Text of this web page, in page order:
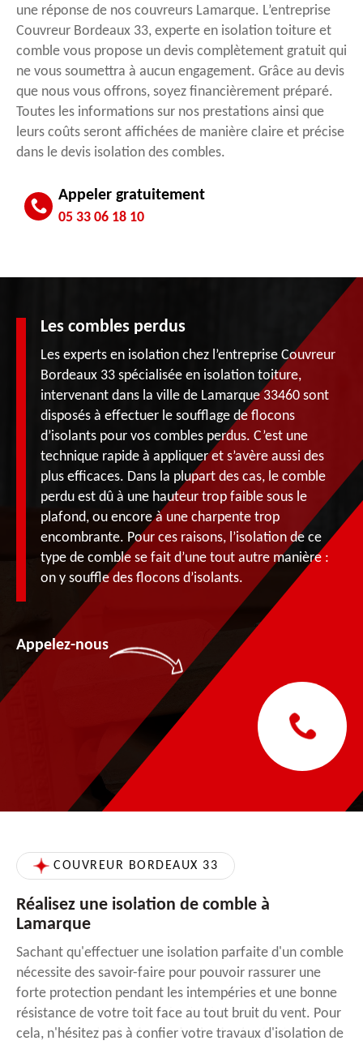
une réponse de nos couvreurs Lamarque. L’entreprise
Couvreur Bordeaux 33, experte en isolation toiture et
comble vous propose un devis complètement gratuit qui
ne vous soumettra à aucun engagement. Grâce au devis
que nous vous offrons, soyez financièrement préparé.
Toutes les informations sur nos prestations ainsi que
leurs coûts seront affichées de manière claire et précise
dans le devis isolation des combles.
Appeler gratuitement
05 33 06 18 10
Les combles perdus
Les experts en isolation chez l’entreprise Couvreur
Bordeaux 33 spécialisée en isolation toiture,
intervenant dans la ville de Lamarque 33460 sont
disposés à effectuer le soufflage de flocons
d’isolants pour vos combles perdus. C’est une
technique rapide à appliquer et s’avère aussi des
plus efficaces. Dans la plupart des cas, le comble
perdu est dû à une hauteur trop faible sous le
plafond, ou encore à une charpente trop
encombrante. Pour ces raisons, l’isolation de ce
type de comble se fait d’une tout autre manière :
on y souffle des flocons d’isolants.
Appelez-nous
COUVREUR BORDEAUX 33
Réalisez une isolation de comble à
Lamarque
Sachant qu'effectuer une isolation parfaite d'un comble
nécessite des savoir-faire pour pouvoir rassurer une
forte protection pendant les intempéries et une bonne
résistance de votre toit face au tout bruit du vent. Pour
cela, n'hésitez pas à confier votre travaux d'isolation de